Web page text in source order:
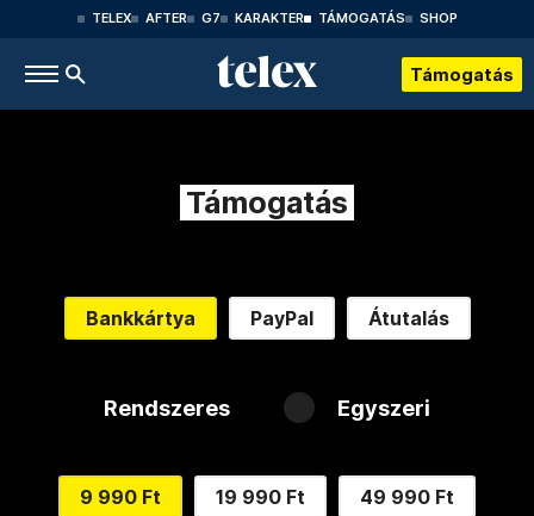
TELEX AFTER G7 KARAKTER TÁMOGATÁS SHOP
Támogatás
Támogatás
Bankkártya PayPal Átutalás
Rendszeres Egyszeri
9 990 Ft 19 990 Ft 49 990 Ft